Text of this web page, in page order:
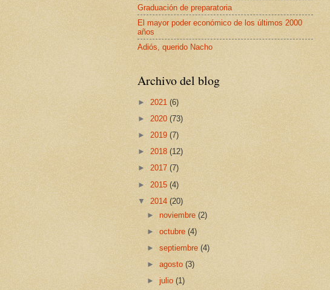
Graduación de preparatoria
El mayor poder económico de los últimos 2000
años
Adiós, querido Nacho
Archivo del blog
► 2021 (6)
► 2020 (73)
► 2019 (7)
► 2018 (12)
► 2017 (7)
► 2015 (4)
▼ 2014 (20)
► noviembre(2)
►octubre(4)
►septiembre(4)
►agosto(3)
►julio(1)